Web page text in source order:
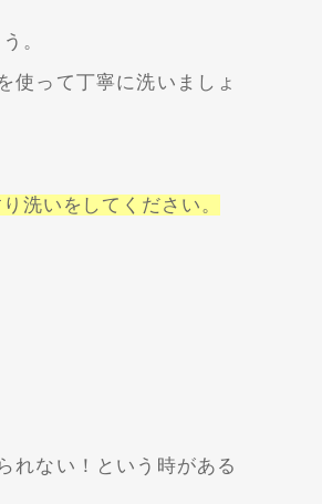
。
使って丁寧に洗いましょ
洗いをしてください。
れない！という時がある